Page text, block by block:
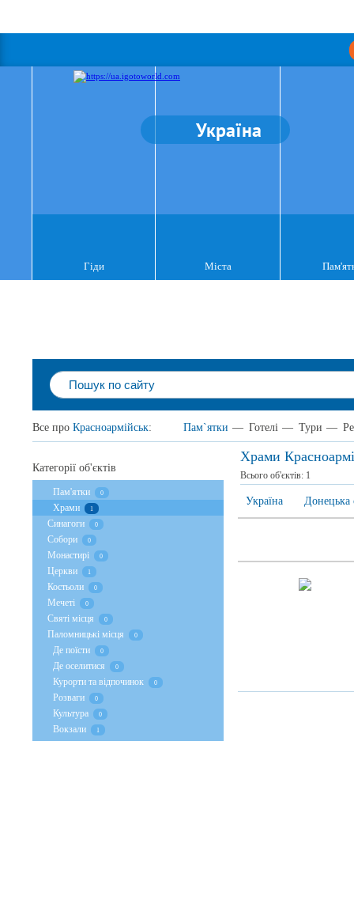
Україна
Гіди Міста
Все про Красноармійськ: Пам`ятки — Готелі — Тури —
Храми
Всього об'єктів: 1
Україна Донецька
Категорії об'єктів
Пам'ятки 0
Храми 1
Cинагоги 0
Собори 0
Монастирі 0
Церкви 1
Костьоли 0
Мечеті 0
Святі місця 0
Паломницькі місця 0
Де поїсти 0
Де оселитися 0
Курорти та відпочинок 0
Розваги 0
Культура 0
Вокзали 1